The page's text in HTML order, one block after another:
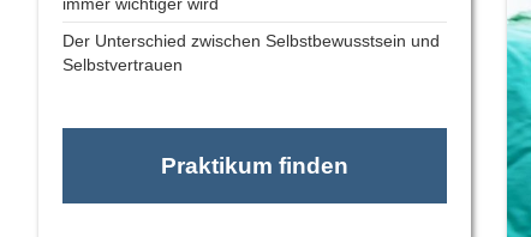
Der Unterschied zwischen Selbstbewusstsein und
Selbstvertrauen
Praktikum finden